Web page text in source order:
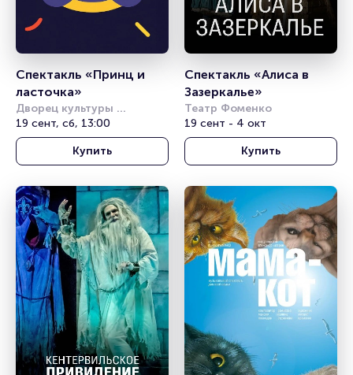
Спектакль «Принц и
ласточка»
Дворец культуры
железнодорожников
(Новосибирск)
19 сент, сб, 13:00
Купить
Спектакль «Алиса в
Зазеркалье»
Театр Фоменко
19 сент - 4 окт
Купить